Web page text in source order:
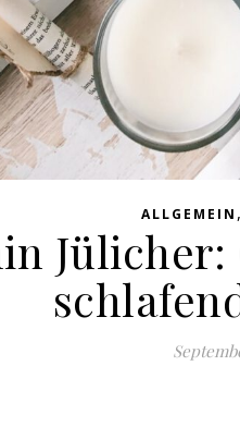
ALLGEMEIN ,